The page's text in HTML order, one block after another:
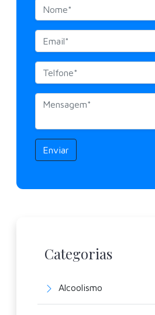
Enviar
Categorias
Alcoolismo